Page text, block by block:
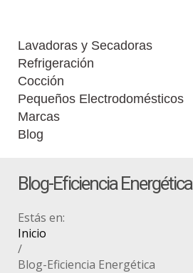
Lavadoras y Secadoras
Refrigeración
Cocción
Pequeños Electrodomésticos
Marcas
Blog
Blog-Eficiencia Energética
Estás en:
Inicio
/
Blog-Eficiencia Energética